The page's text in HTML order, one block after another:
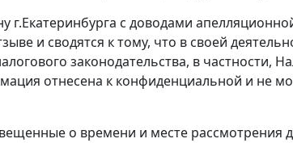
с доводами
и сводятся к тому, что в своей
законодательства, в частности,
отнесена к конфиденциальной и не
о времени и месте рассмотрения